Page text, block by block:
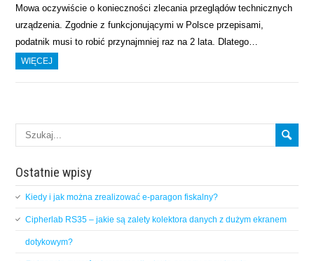
Mowa oczywiście o konieczności zlecania przeglądów technicznych
urządzenia. Zgodnie z funkcjonującymi w Polsce przepisami,
podatnik musi to robić przynajmniej raz na 2 lata. Dlatego…
WIĘCEJ
Ostatnie wpisy
Kiedy i jak można zrealizować e-paragon fiskalny?
Cipherlab RS35 – jakie są zalety kolektora danych z dużym ekranem
dotykowym?